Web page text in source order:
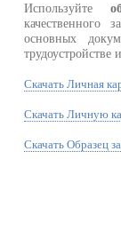
Используйте
качественного
основных
трудоустройстве
Скачать Личная
Скачать Личную
Скачать Образец